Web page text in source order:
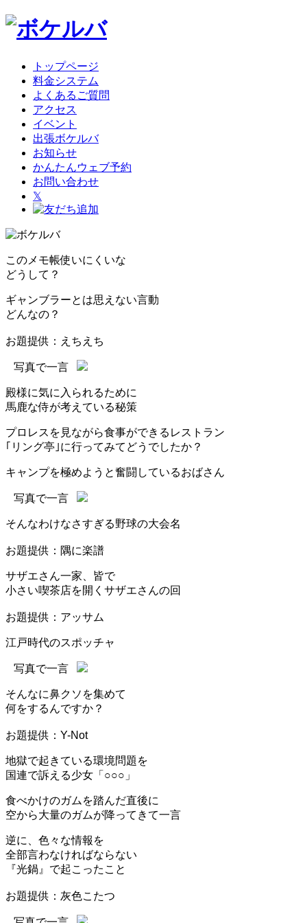
トップページ
料金システム
よくあるご質問
アクセス
イベント
出張ボケルバ
お知らせ
かんたんウェブ予約
お問い合わせ
𝕏
このメモ帳使いにくいな
どうして？
ギャンブラーとは思えない言動
どんなの？
お題提供：えちえち
写真で一言
殿様に気に入られるために
馬鹿な侍が考えている秘策
プロレスを見ながら食事ができるレストラン
｢リング亭｣に行ってみてどうでしたか？
キャンプを極めようと奮闘しているおばさん
写真で一言
そんなわけなさすぎる野球の大会名
お題提供：隅に楽譜
サザエさん一家、皆で
小さい喫茶店を開くサザエさんの回
お題提供：アッサム
江戸時代のスポッチャ
写真で一言
そんなに鼻クソを集めて
何をするんですか？
お題提供：Y-Not
地獄で起きている環境問題を
国連で訴える少女「○○○」
食べかけのガムを踏んだ直後に
空から大量のガムが降ってきて一言
逆に、色々な情報を
全部言わなければならない
『光鍋』で起こったこと
お題提供：灰色こたつ